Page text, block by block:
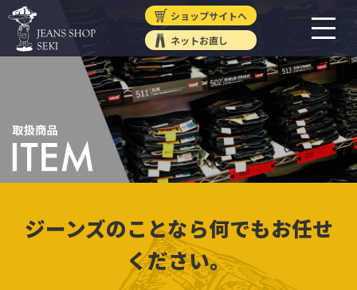
ショップサイトへ
ネットお直し
ジーンズのことなら何でもお任せ
ください。